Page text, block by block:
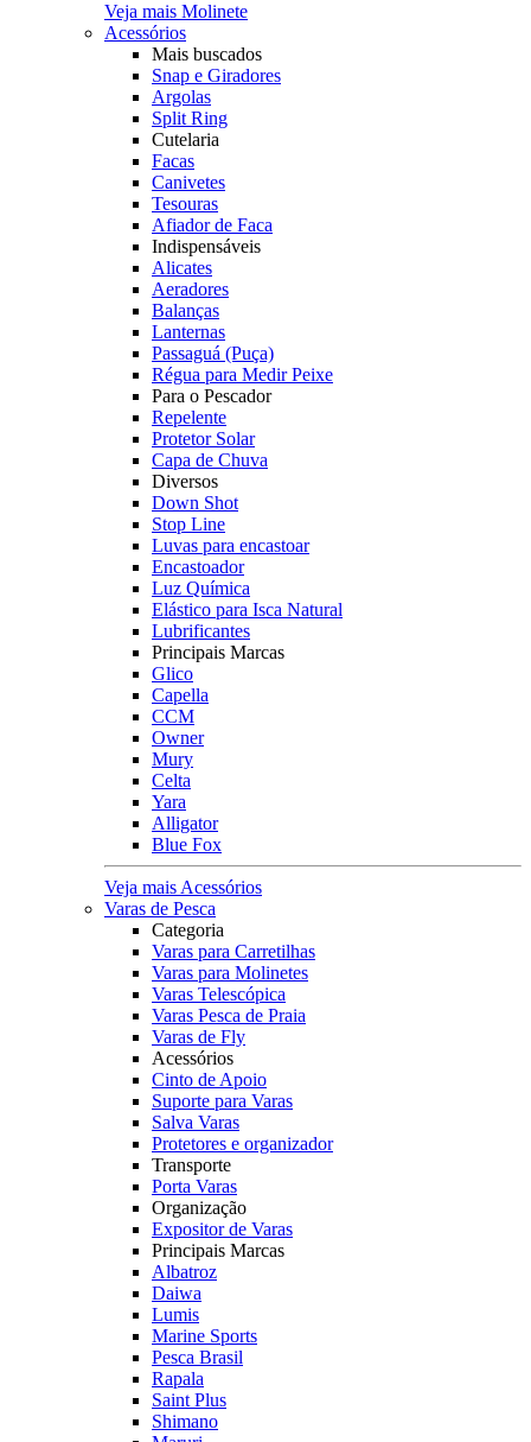
Veja mais Molinete
Acessórios
Mais buscados
Snap e Giradores
Argolas
Split Ring
Cutelaria
Facas
Canivetes
Tesouras
Afiador de Faca
Indispensáveis
Alicates
Aeradores
Balanças
Lanternas
Passaguá (Puça)
Régua para Medir Peixe
Para o Pescador
Repelente
Protetor Solar
Capa de Chuva
Diversos
Down Shot
Stop Line
Luvas para encastoar
Encastoador
Luz Química
Elástico para Isca Natural
Lubrificantes
Principais Marcas
Glico
Capella
CCM
Owner
Mury
Celta
Yara
Alligator
Blue Fox
Veja mais Acessórios
Varas de Pesca
Categoria
Varas para Carretilhas
Varas para Molinetes
Varas Telescópica
Varas Pesca de Praia
Varas de Fly
Acessórios
Cinto de Apoio
Suporte para Varas
Salva Varas
Protetores e organizador
Transporte
Porta Varas
Organização
Expositor de Varas
Principais Marcas
Albatroz
Daiwa
Lumis
Marine Sports
Pesca Brasil
Rapala
Saint Plus
Shimano